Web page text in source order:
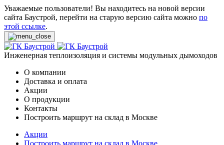
Уважаемые пользователи! Вы находитесь на новой версии
сайта Баустрой, перейти на старую версию сайта можно по
этой ссылке.
Инженерная теплоизоляция и системы модульных дымоходов
О компании
Доставка и оплата
Акции
О продукции
Контакты
Построить маршрут на склад в Москве
Акции
Построить маршрут на склад в Москве